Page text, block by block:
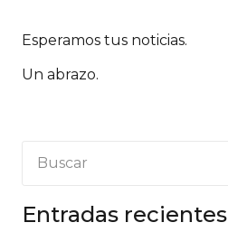
Esperamos tus noticias.
Un abrazo.
Entradas recientes